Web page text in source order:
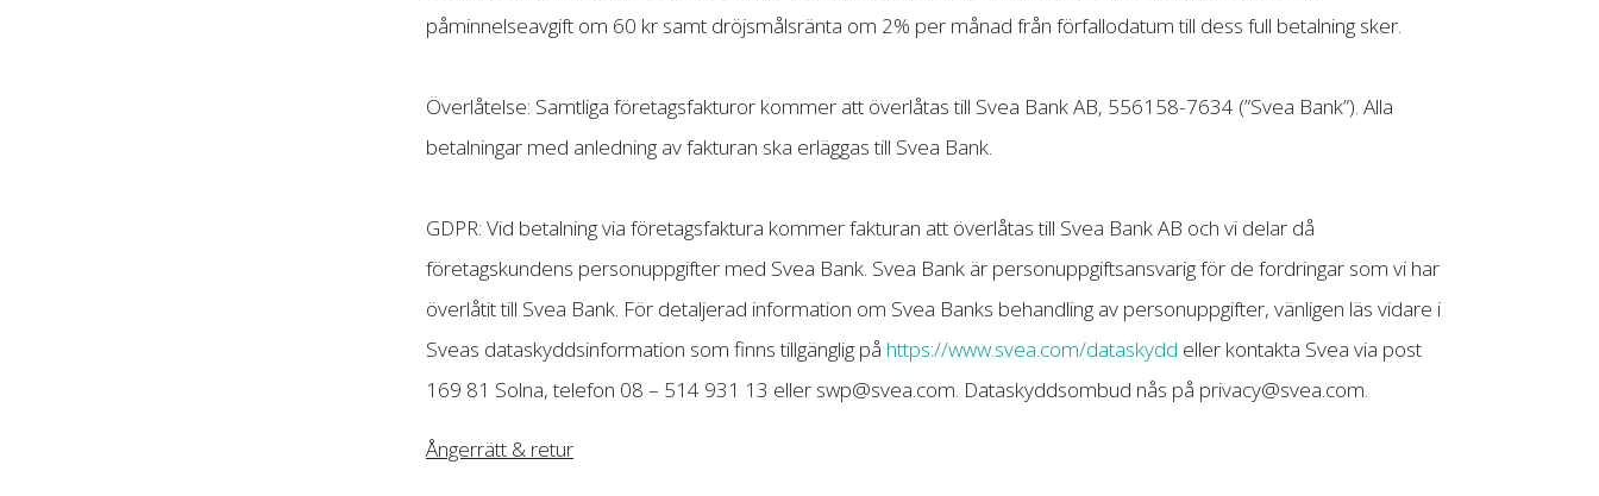
påminnelseavgift om 60 kr samt dröjsmålsränta om 2% per månad från förfallodatum till dess full betalning sker.
Överlåtelse: Samtliga företagsfakturor kommer att överlåtas till Svea Bank AB, 556158-7634 (”Svea Bank”). Alla
betalningar med anledning av fakturan ska erläggas till Svea Bank.
GDPR: Vid betalning via företagsfaktura kommer fakturan att överlåtas till Svea Bank AB och vi delar då
företagskundens personuppgifter med Svea Bank. Svea Bank är personuppgiftsansvarig för de fordringar som vi har
överlåtit till Svea Bank. För detaljerad information om Svea Banks behandling av personuppgifter, vänligen läs vidare i
Sveas dataskyddsinformation som finns tillgänglig på https://www.svea.com/dataskydd eller kontakta Svea via post
169 81 Solna, telefon 08 – 514 931 13 eller swp@svea.com. Dataskyddsombud nås på privacy@svea.com.
Ångerrätt & retur